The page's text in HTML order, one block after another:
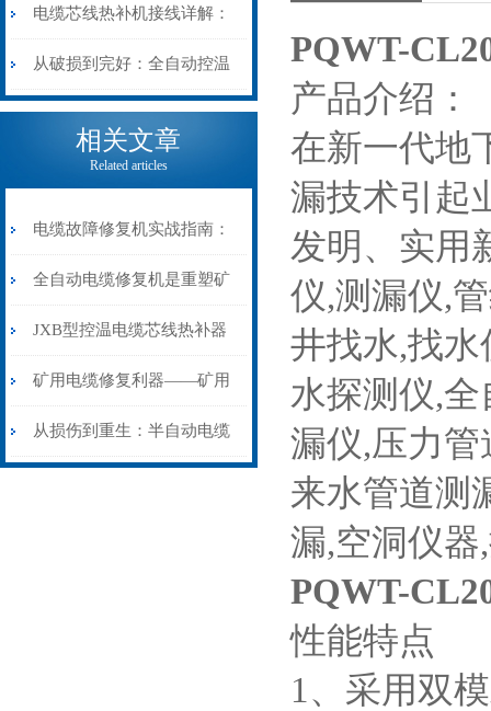
断逻辑
辑
工作原理：揭秘高效润滑的
机械密码
电缆芯线热补机接线详解：
从入门到精通
从破损到完好：全自动控温
电缆热补机的核心价值
相关文章
Related articles
电缆故障修复机实战指南：
从“盲测”到“精确定点”的三
步作业法
全自动电缆修复机是重塑矿
山电力动脉的“智能外科医
生”
JXB型控温电缆芯线热补器
安装与接线：精准修复的工
艺基石
矿用电缆修复利器——矿用
电缆热补机智能控温，安全
从损伤到重生：半自动电缆
PQWT-
产品介绍：
在新一代地
漏技术引起
发明、实用
仪,测漏仪,
井找水,找
水探测仪,
漏仪,压力
来水管道测
漏,空洞仪器
PQWT-
性能特点
1、采用双